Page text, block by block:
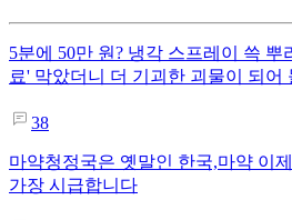
5분에 50만 원? 냉각 스프레이 쓱 뿌
료' 막았더니 더 기괴한 괴물이 되어
38
마약청정국은 옛말인 한국,마약 이
가장 시급합니다